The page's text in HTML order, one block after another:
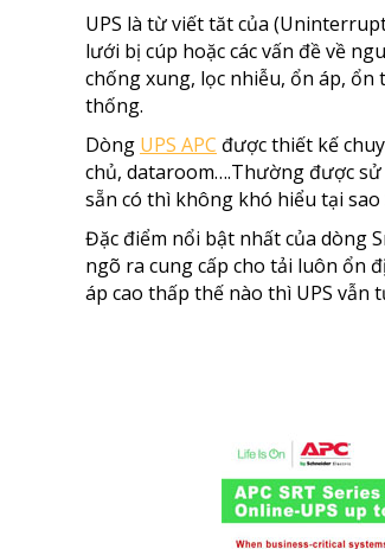
UPS là từ viết tăt của
lưới bị cúp hoặc các vấn đề về
chống xung, lọc nhiễu, ổn áp, ổn
thống.
Dòng UPS APC được thiết kế
chủ, dataroom….Thường được
sẵn có thì không khó hiểu tại sao
Đặc điểm nổi bật nhất của dòng
ngõ ra cung cấp cho tải luôn ổn
áp cao thấp thế nào thì UPS vẫn